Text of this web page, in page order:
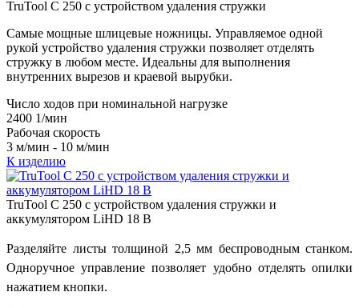
TruTool C 250 с устройством удаления стружки
Самые мощные шлицевые ножницы. Управляемое одной
рукой устройство удаления стружки позволяет отделять
стружку в любом месте. Идеальны для выполнения
внутренних вырезов и краевой вырубки.
Число ходов при номинальной нагрузке
2400 1/мин
Рабочая скорость
3 м/мин - 10 м/мин
К изделию
TruTool C 250 с устройством удаления стружки и
аккумулятором LiHD 18 В
Разделяйте листы толщиной 2,5 мм беспроводным станком.
Одноручное управление позволяет удобно отделять опилки
нажатием кнопки.